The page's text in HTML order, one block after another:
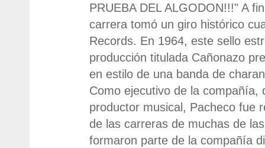
PRUEBA DEL ALGODON!!!" A
carrera tomó un giro histórico
Records. En 1964, este sello
producción titulada Cañonazo
en estilo de una banda de
Como ejecutivo de la compañía,
productor musical, Pacheco fue
de las carreras de muchas de
formaron parte de la compañía